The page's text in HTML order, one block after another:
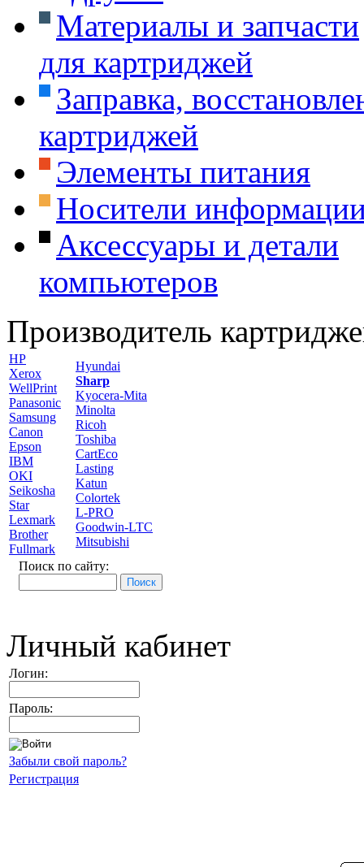
Материалы и запчасти
для картриджей
Заправка,
картриджей
Элементы питания
Носители
Аксессуары и детали
компьютеров
Производитель
HP
Xerox
WellPrint
Panasonic
Samsung
Canon
Epson
IBM
OKI
Seikosha
Star
Lexmark
Brother
Fullmark
Hyundai
Sharp
Kyocera-Mita
Minolta
Ricoh
Toshiba
CartEco
Lasting
Katun
Colortek
L-PRO
Goodwin-LTC
Mitsubishi
Поиск по сайту:
Личный кабинет
Логин:
Пароль:
Забыли свой пароль?
Регистрация